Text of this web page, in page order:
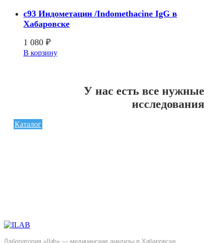
c93 Индометацин /Indomethacine IgG в
Хабаровске
1 080 ₽
В корзину
У нас есть все нужные
исследования
Каталог
Лаборатория «Ilab» — медицинские анализы в Хабаровске